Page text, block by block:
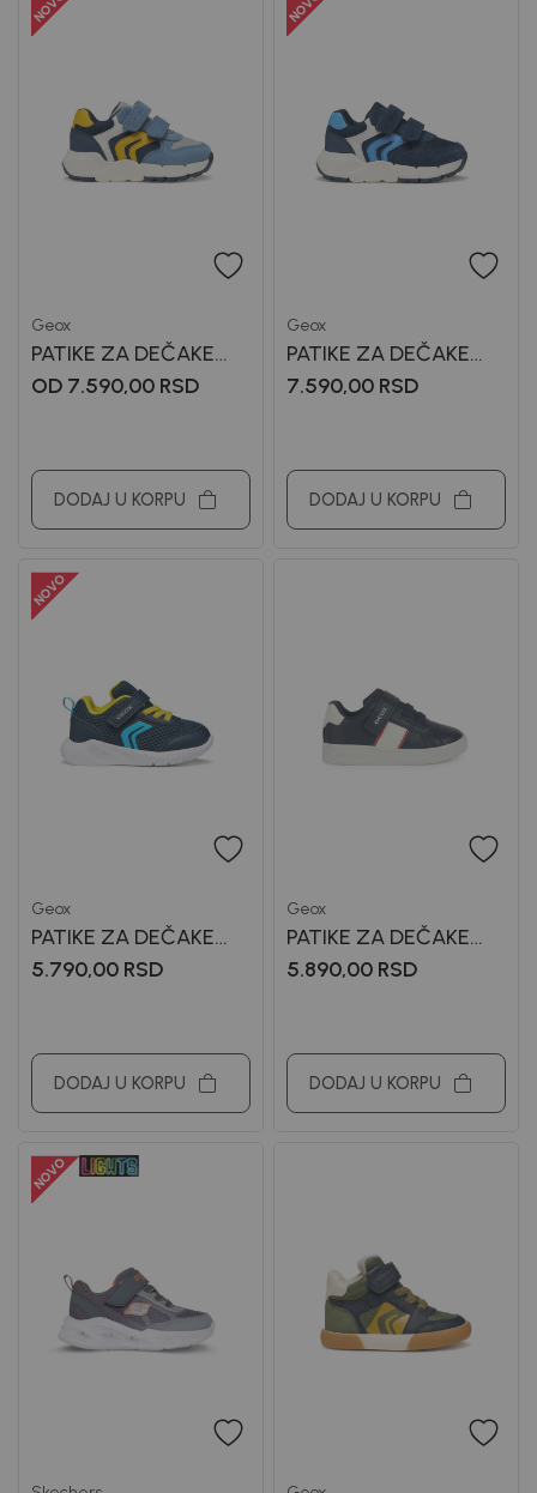
Geox
PATIKE ZA DEČAKE
GEOX
OD 7.590,00 RSD
DODAJ U KORPU
Geox
PATIKE ZA DEČAKE
GEOX
7.590,00 RSD
DODAJ U KORPU
Geox
PATIKE ZA DEČAKE
GEOX
5.790,00 RSD
DODAJ U KORPU
Geox
PATIKE ZA DEČAKE
GEOX
5.890,00 RSD
DODAJ U KORPU